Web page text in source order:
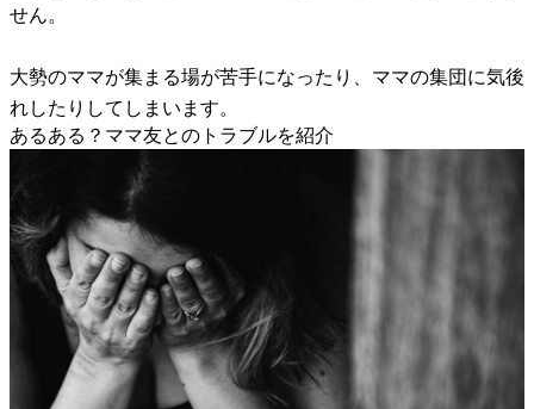
せん。
大勢のママが集まる場が苦手になったり、ママの集団に気後
れしたりしてしまいます。
あるある？ママ友とのトラブルを紹介